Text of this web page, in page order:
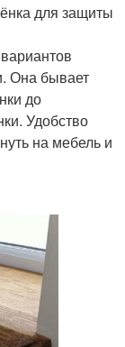
для защиты
Она бывает
до
Удобство
на мебель и